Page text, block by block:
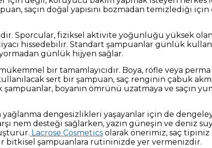
saçın doğal yapısını bozmadan temizlediği
Sporcular, fiziksel aktivite yoğunluğu yüksek
hissedebilir. Standart şampuanlar günlük
günlük hijyen sağlar.
bir tamamlayıcıdır. Boya, röfle veya
sert bir şampuan, saç renginin çabuk
boyanın ömrünü uzatmaya ve saçın
dengesizlikleri yaşayanlar için de
nem desteği sağlarken, yazın güneşin ve deniz
Lacrose Cosmetics olarak önerimiz, saç tipiniz
bitkisel şampuanlara rutininizde yer vermenizdir.